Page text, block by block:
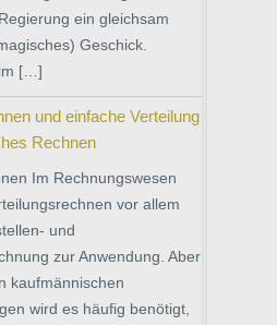
ein gleichsam
Geschick.
[…]
und einfache Verteilung
Rechnen
Im Rechnungswesen
vor allem
und
zur Anwendung. Aber
kaufmännischen
wird es häufig benötigt,